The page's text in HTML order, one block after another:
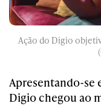
Ação do Digio
Apresentando-se
Digio chegou ao